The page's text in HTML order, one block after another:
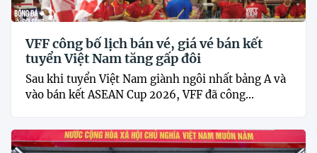
VFF công bố lịch bán vé, giá vé bán kết
tuyển Việt Nam tăng gấp đôi
Sau khi tuyển Việt Nam giành ngôi nhất bảng A và
vào bán kết ASEAN Cup 2026, VFF đã công...